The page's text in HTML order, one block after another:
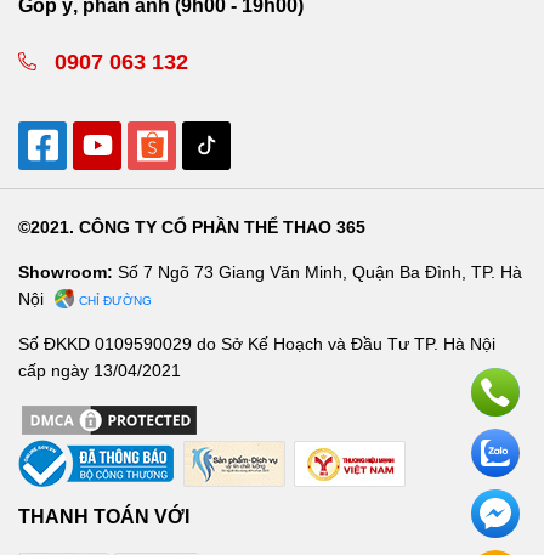
Góp ý, phản ánh (9h00 - 19h00)
0907 063 132
©2021. CÔNG TY CỔ PHẦN THỂ THAO 365
Showroom: Số 7 Ngõ 73 Giang Văn Minh, Quận Ba Đình, TP. Hà
Nội
CHỈ ĐƯỜNG
Số ĐKKD 0109590029 do Sở Kế Hoạch và Đầu Tư TP. Hà Nội
cấp ngày 13/04/2021
THANH TOÁN VỚI